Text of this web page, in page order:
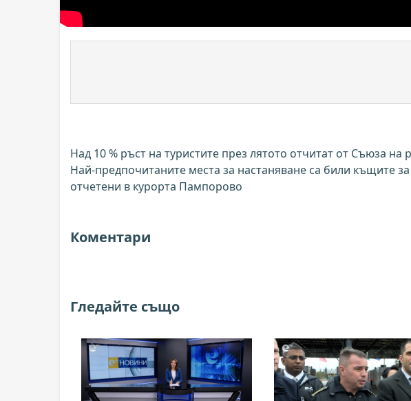
Над 10 % ръст на туристите през лятото отчитат от Съюза
Най-предпочитаните места за настаняване са били къщите
отчетени в курорта Пампорово
Коментари
Гледайте също